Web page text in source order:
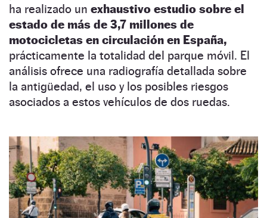
ha realizado un exhaustivo estudio sobre el
estado de más de 3,7 millones de
motocicletas en circulación en España,
prácticamente la totalidad del parque móvil. El
análisis ofrece una radiografía detallada sobre
la antigüedad, el uso y los posibles riesgos
asociados a estos vehículos de dos ruedas.